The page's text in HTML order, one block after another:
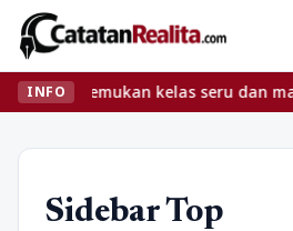
INFOTemukan kelas seru dan
Sidebar Top